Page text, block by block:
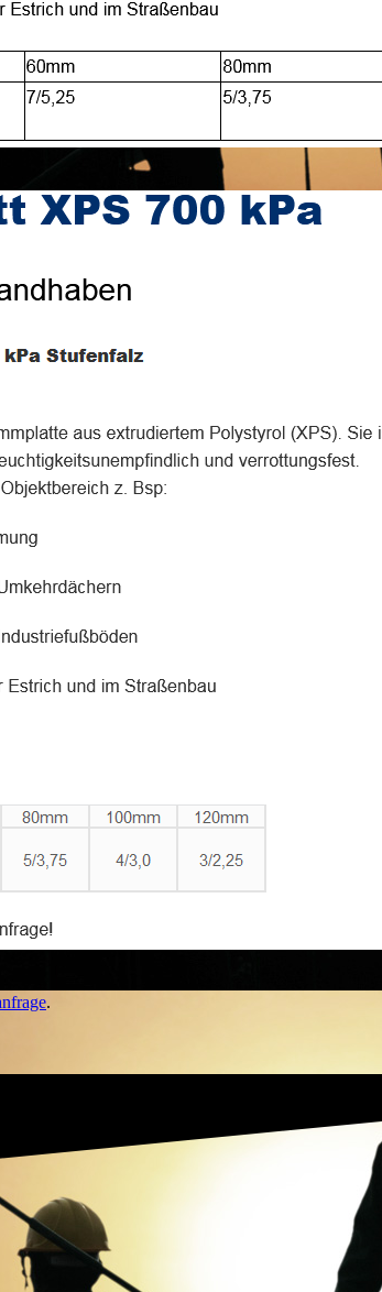
.